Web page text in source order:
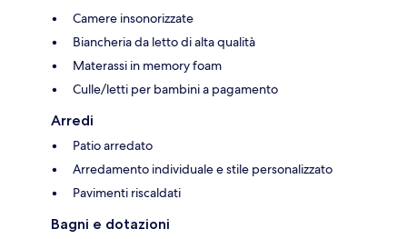
Camere insonorizzate
Biancheria da letto di alta qualità
Materassi in memory foam
Culle/letti per bambini a pagamento
Arredi
Patio arredato
Arredamento individuale e stile personalizzato
Pavimenti riscaldati
Bagni e dotazioni